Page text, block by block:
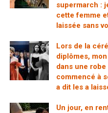
supermarch :
cette femme et
laissée sans
Lors de la
diplômes,
dans une
commencé à
a dit les a
Un jour, en